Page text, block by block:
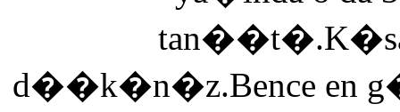
d��k�n�z.Bence en